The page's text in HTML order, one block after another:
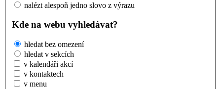
nalézt alespoň jedno slovo z výrazu
Kde na webu vyhledávat?
hledat bez omezení
hledat v sekcích
v kalendáři akcí
v kontaktech
v menu